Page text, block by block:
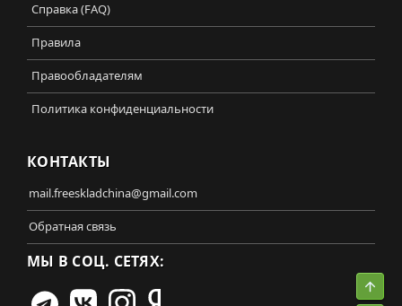
Справка (FAQ)
Правила
Правообладателям
Политика конфиденциальности
КОНТАКТЫ
mail.freeskladchina@gmail.com
Обратная связь
МЫ В СОЦ. СЕТЯХ: